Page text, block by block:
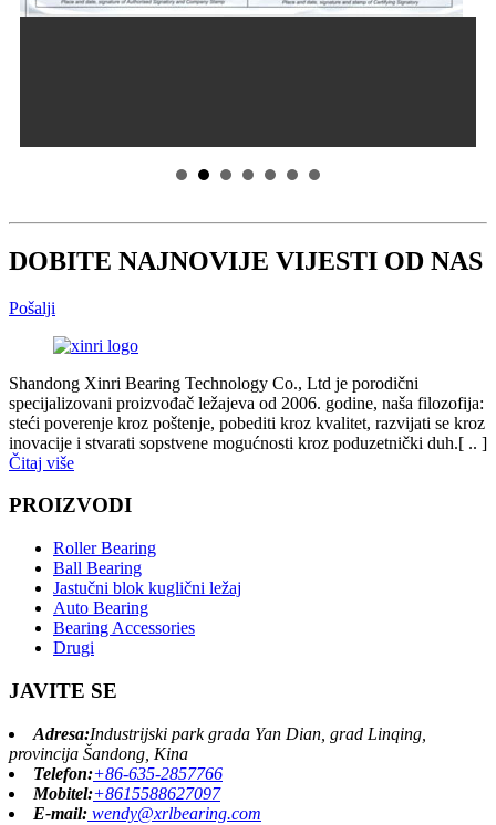
DOBITE NAJNOVIJE VIJESTI OD NAS
Pošalji
Shandong Xinri Bearing Technology Co., Ltd je porodični
specijalizovani proizvođač ležajeva od 2006. godine, naša filozofija:
steći poverenje kroz poštenje, pobediti kroz kvalitet, razvijati se kroz
inovacije i stvarati sopstvene mogućnosti kroz poduzetnički duh.[ .. ]
Čitaj više
PROIZVODI
Roller Bearing
Ball Bearing
Jastučni blok kuglični ležaj
Auto Bearing
Bearing Accessories
Drugi
JAVITE SE
Adresa:Industrijski park grada Yan Dian, grad Linqing,
provincija Šandong, Kina
Telefon:+86-635-2857766
Mobitel:+8615588627097
E-mail: wendy@xrlbearing.com